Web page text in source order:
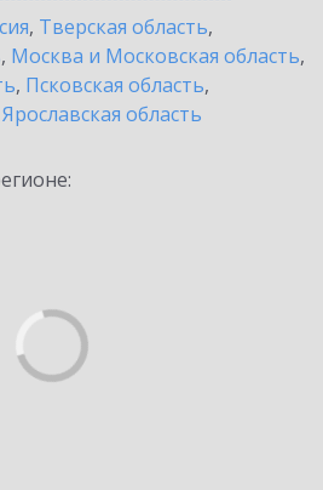
, Тверская область,
, Москва и Московская область,
, Псковская область,
Ярославская область